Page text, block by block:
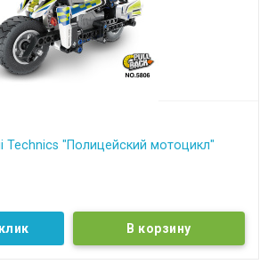
Technics "Полицейский мотоцикл"